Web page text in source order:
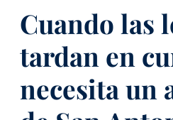
Cuando las
tardan en
necesita un